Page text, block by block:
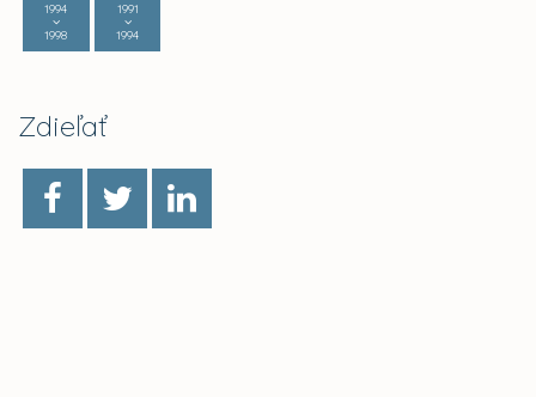
1994
1998
1991
1994
Zdieľať